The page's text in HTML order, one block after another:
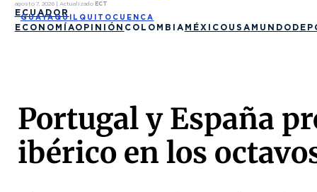
agosto 7, 2026| Actualizado ECT
ECUADOR
GUAYAQUIL QUITO CUENCA
ECONOMÍAOPINIÓN COLOMBIA MÉXICO USA MUNDO
Portugal y España
ibérico en los